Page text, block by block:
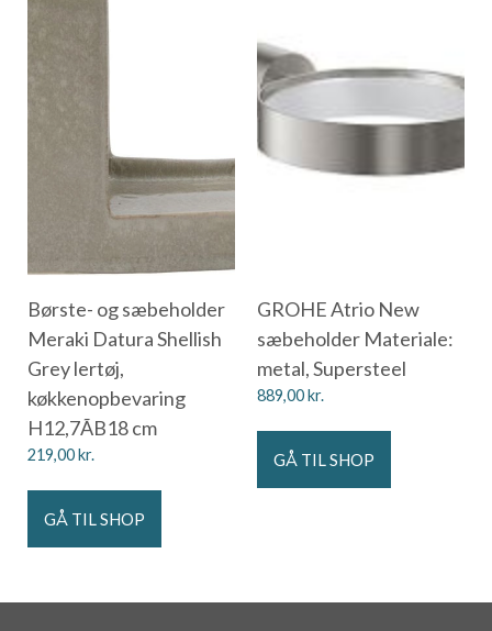
Børste- og sæbeholder
Meraki Datura Shellish
Grey lertøj,
køkkenopbevaring
H12,7ÃB18 cm
219,00kr.
GÅ TIL SHOP
GROHE Atrio New
sæbeholder Materiale:
metal, Supersteel
889,00kr.
GÅ TIL SHOP